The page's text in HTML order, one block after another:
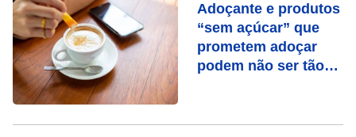
Adoçante e produtos
“sem açúcar” que
prometem adoçar
podem não ser tão